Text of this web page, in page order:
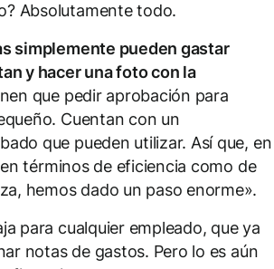
Absolutamente todo.
simplemente pueden gastar
y hacer una foto con la
que pedir aprobación para
Cuentan con un
que pueden utilizar. Así que, en
términos de eficiencia como de
hemos dado un paso enorme».
para cualquier empleado, que ya
notas de gastos. Pero lo es aún